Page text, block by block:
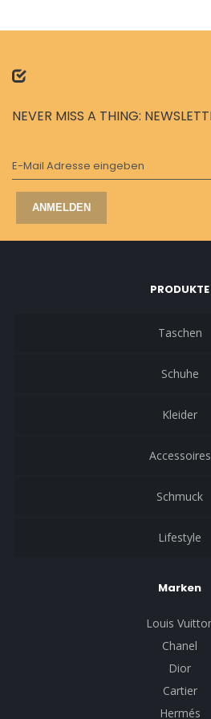
NEVER MISS A THING:
E-Mail Adresse eingeben
ANMELDEN
PRODUKTE
Taschen
Schuhe
Kleider
Accessoires
Schmuck
Lifestyle
Marken
Louis
Chanel
Dior
Cartier
Hermés